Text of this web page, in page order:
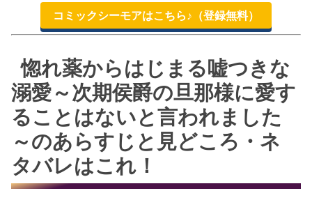
コミックシーモアはこちら♪（登録無料）
惚れ薬からはじまる嘘つきな
溺愛～次期侯爵の旦那様に愛す
ることはないと言われました
～のあらすじと見どころ・ネ
タバレはこれ！